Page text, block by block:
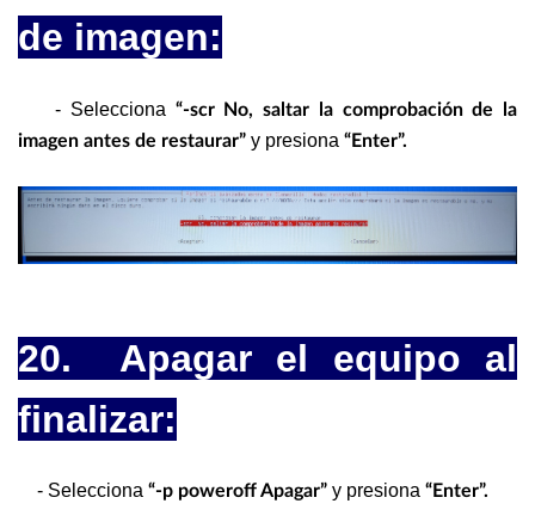
de imagen:
- Selecciona “-scr No, saltar la comprobación de la
imagen antes de restaurar” y presiona “Enter”.
20. Apagar el equipo al
finalizar:
- Selecciona “-p poweroff Apagar” y presiona “Enter”.